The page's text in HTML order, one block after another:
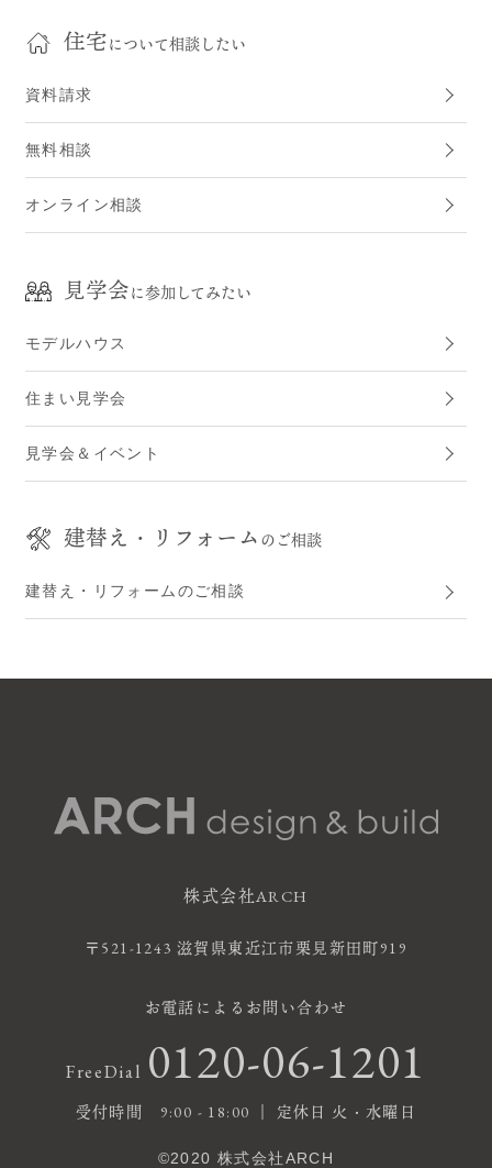
住宅について相談したい
資料請求
無料相談
オンライン相談
見学会に参加してみたい
モデルハウス
住まい見学会
見学会＆イベント
建替え・リフォーム のご相談
建替え・リフォームのご相談
株式会社ARCH
〒521-1243 滋賀県東近江市栗見新田町919
お電話によるお問い合わせ
FreeDial 0120-06-1201
受付時間 9:00 - 18:00 ｜ 定休日 火・水曜日
©2020 株式会社ARCH